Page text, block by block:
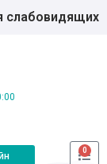
слабовидящих
0